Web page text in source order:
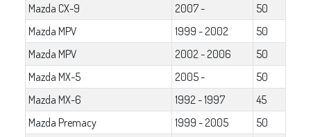
Mazda CX-9
2007 -
50
Mazda MPV
1999 - 2002
50
Mazda MPV
2002 - 2006
50
Mazda MX-5
2005 -
50
Mazda MX-6
1992 - 1997
45
Mazda Premacy
1999 - 2005
50